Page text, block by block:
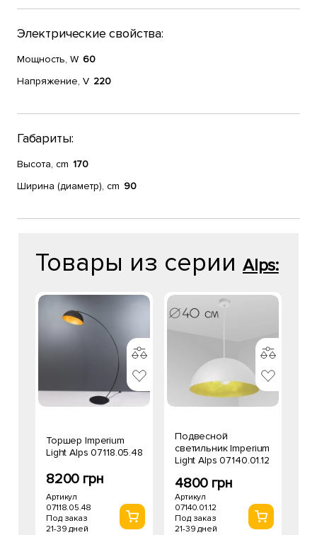
Электрические свойства:
Мощность, W 60
Напряжение, V 220
Габариты:
Высота, cm 170
Ширина (диаметр), cm 90
Товары из серии Alps:
Торшер Imperium
Light Alps 07118.05.48
8200 грн
Артикул
07118.05.48
Под заказ
21-39 дней
Подвесной
светильник Imperium
Light Alps 07140.01.12
4800 грн
Артикул
07140.01.12
Под заказ
21-39 дней